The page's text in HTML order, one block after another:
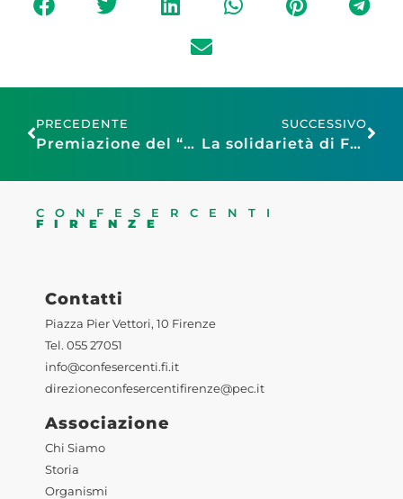
PRECEDENTE
Premiazione del “Banco più Bello” del Mercato di Natale in Piazza Santa Croce
SUCCESSIVO
La solidarietà di Faib Confesercenti Firenze a favore delle vittime dell’incidente deposito Eni Calenzano
CONFESERCENTI
FIRENZE
Contatti
Piazza Pier Vettori, 10 Firenze
Tel. 055 27051
info@confesercenti.fi.it
direzioneconfesercentifirenze@pec.it
Associazione
Chi Siamo
Storia
Organismi